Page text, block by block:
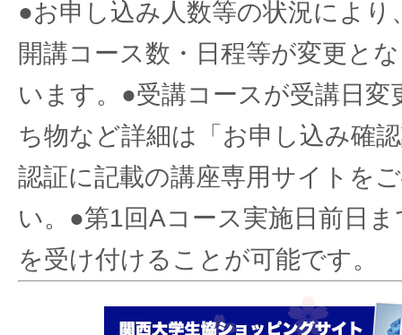
●お申し込み人数等の状況により
開講コース数・日程等が変更と
います。●受講コースが受講日変
ち物など詳細は「お申し込み確
認証に記載の講座専用サイトを
い。●第1回Aコース実施日前日
を受け付けることが可能です。